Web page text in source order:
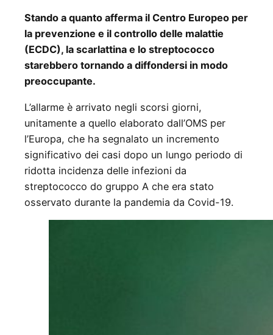
Stando a quanto afferma il Centro Europeo per
la prevenzione e il controllo delle malattie
(ECDC), la scarlattina e lo streptococco
starebbero tornando a diffondersi in modo
preoccupante.
L’allarme è arrivato negli scorsi giorni,
unitamente a quello elaborato dall’OMS per
l’Europa, che ha segnalato un incremento
significativo dei casi dopo un lungo periodo di
ridotta incidenza delle infezioni da
streptococco do gruppo A che era stato
osservato durante la pandemia da Covid-19.